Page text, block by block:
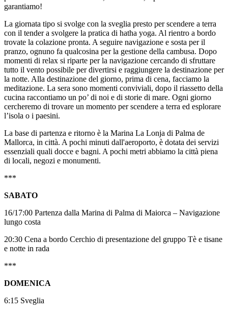
garantiamo!
La giornata tipo si svolge con la sveglia presto per scendere a terra
con il tender a svolgere la pratica di hatha yoga. Al rientro a bordo
trovate la colazione pronta. A seguire navigazione e sosta per il
pranzo, ognuno fa qualcosina per la gestione della cambusa. Dopo
momenti di relax si riparte per la navigazione cercando di sfruttare
tutto il vento possibile per divertirsi e raggiungere la destinazione per
la notte. Alla destinazione del giorno, prima di cena, facciamo la
meditazione. La sera sono momenti conviviali, dopo il riassetto della
cucina raccontiamo un po’ di noi e di storie di mare. Ogni giorno
cercheremo di trovare un momento per scendere a terra ed esplorare
l’isola o i paesini.
La base di partenza e ritorno è la Marina La Lonja di Palma de
Mallorca, in città. A pochi minuti dall'aeroporto, è dotata dei servizi
essenziali quali docce e bagni. A pochi metri abbiamo la città piena
di locali, negozi e monumenti.
***
SABATO
16/17:00 Partenza dalla Marina di Palma di Maiorca – Navigazione
lungo costa
20:30 Cena a bordo Cerchio di presentazione del gruppo Tè e tisane
e notte in rada
***
DOMENICA
6:15 Sveglia